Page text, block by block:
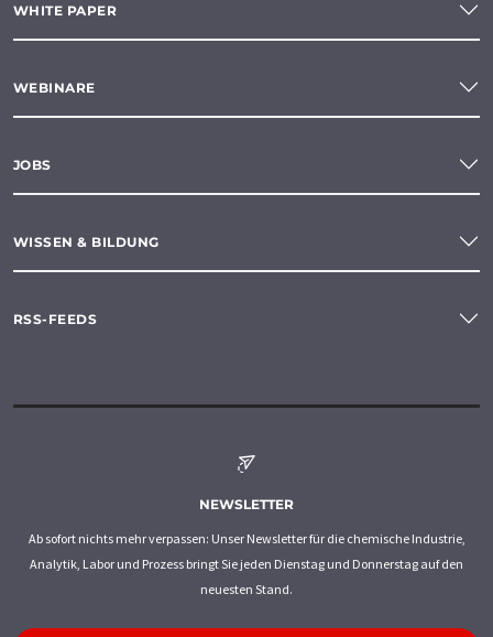
WHITE PAPER
WEBINARE
JOBS
WISSEN & BILDUNG
RSS-FEEDS
NEWSLETTER
Ab sofort nichts mehr verpassen: Unser Newsletter für die chemische Industrie,
Analytik, Labor und Prozess bringt Sie jeden Dienstag und Donnerstag auf den
neuesten Stand.